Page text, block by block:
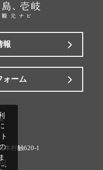
報
ォーム
本村触620-1